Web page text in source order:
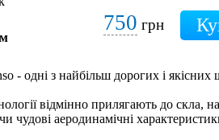
750 грн
- одні з найбільш дорогих і
відмінно прилягають до скла,
чудові аеродинамічні